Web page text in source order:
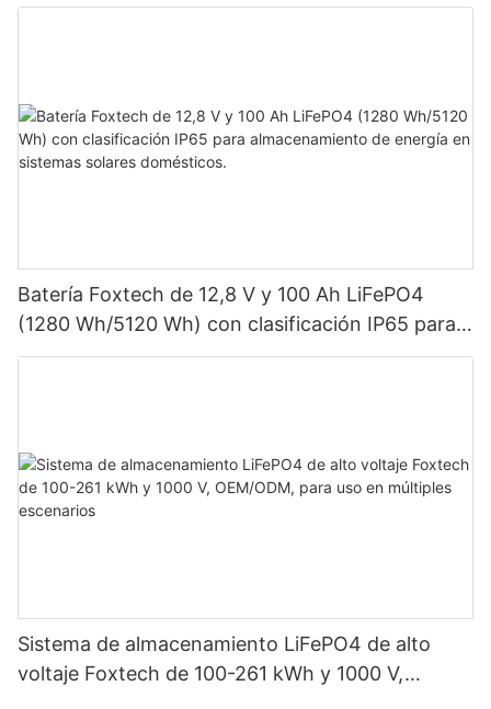
Batería Foxtech de 12,8 V y 100 Ah LiFePO4
(1280 Wh/5120 Wh) con clasificación IP65 para
almacenamiento de energía en sistemas solares
Sistema de almacenamiento LiFePO4 de alto
voltaje Foxtech de 100-261 kWh y 1000 V,